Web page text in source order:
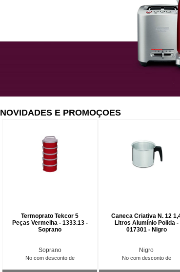
NOVIDADES E PROMOÇOES
Termoprato Tekcor 5
Peças Vermelha - 1333.13 -
Soprano
Soprano
No com desconto de
Caneca Criativa N. 12
Litros Alumínio Polida -
017301 - Nigro
Nigro
No com desconto de